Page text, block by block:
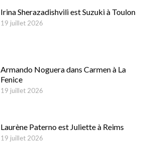
Irina Sherazadishvili est Suzuki à Toulon
19 juillet 2026
Armando Noguera dans Carmen à La
Fenice
19 juillet 2026
Laurène Paterno est Juliette à Reims
19 juillet 2026